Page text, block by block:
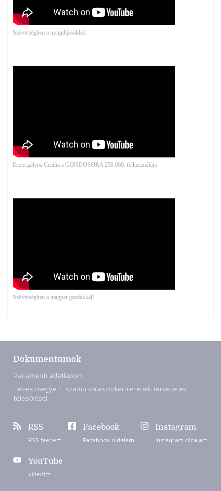
Szövetségben a nyugdíjasokkal
Esztergályos Cecília a GONDOSÓRA 250 000. felhasználója
Szövetségben a magyar gazdákkal!
Dokumentumok
Parlamenti adatlapom
Heves megye 1. számú választókerületének térképe és
települései
RSS
RSS feedem
Facebook
Facebook oldalam
Instagram
Instagram oldalam
YouTube
videóim